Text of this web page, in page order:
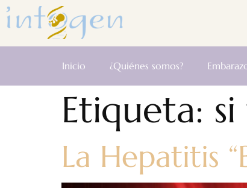
Inicio ¿Quiénes somos?
Etiqueta:
La Hepatitis